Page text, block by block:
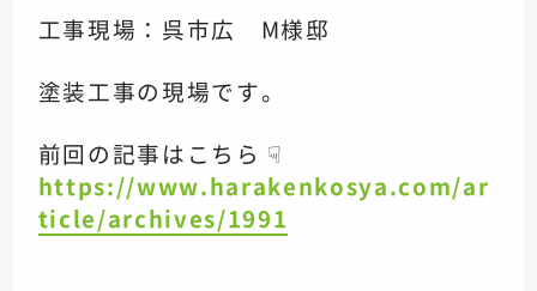
工事現場：呉市広 M様邸
塗装工事の現場です。
前回の記事はこちら ☟
https://www.harakenkosya.com/ar
ticle/archives/1991